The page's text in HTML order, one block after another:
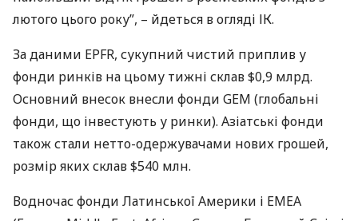
лютого цього року”, – йдеться в огляді ІК.
За даними EPFR, сукупний чистий приплив у
фонди ринків на цьому тижні склав $0,9 млрд.
Основний внесок внесли фонди GEM (глобальні
фонди, що інвестують у ринки). Азіатські фонди
також стали нетто-одержувачами нових грошей,
розмір яких склав $540 млн.
Водночас фонди Латинської Америки і EMEA